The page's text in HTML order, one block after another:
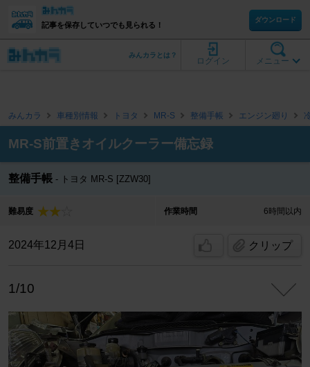
記事を保存していつでも見られる！
ダウンロード
メニュー
ログイン
みんカラとは？
みんカラ 車種別情報 トヨタ MR-S 整備手帳 エンジン廻り
MR-S前置きオイルクーラー備忘録
整備手帳 トヨタ MR-S [ZZW30]
難易度 作業時間 6時間以内
2024年12月4日 クリップ
1/10